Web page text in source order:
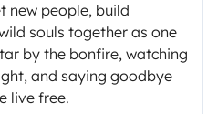
new people, build
souls together as one
by the bonfire, watching
and saying goodbye
live free.